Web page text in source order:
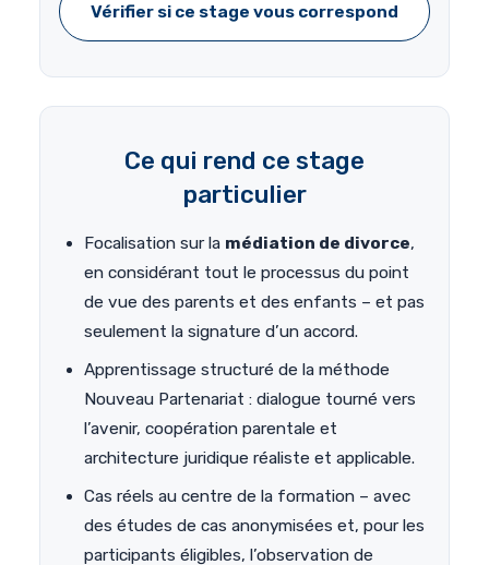
Vérifier si ce stage vous correspond
Ce qui rend ce stage
particulier
Focalisation sur la médiation de divorce,
en considérant tout le processus du point
de vue des parents et des enfants – et pas
seulement la signature d’un accord.
Apprentissage structuré de la méthode
Nouveau Partenariat : dialogue tourné vers
l’avenir, coopération parentale et
architecture juridique réaliste et applicable.
Cas réels au centre de la formation – avec
des études de cas anonymisées et, pour les
participants éligibles, l’observation de